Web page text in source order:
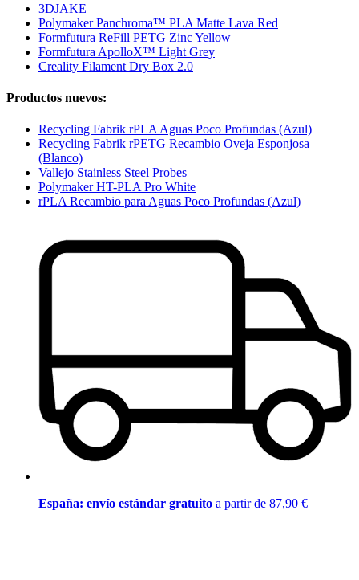
3DJAKE
Polymaker Panchroma™ PLA Matte Lava Red
Formfutura ReFill PETG Zinc Yellow
Formfutura ApolloX™ Light Grey
Creality Filament Dry Box 2.0
Productos nuevos:
Recycling Fabrik rPLA Aguas Poco Profundas (Azul)
Recycling Fabrik rPETG Recambio Oveja Esponjosa
(Blanco)
Vallejo Stainless Steel Probes
Polymaker HT-PLA Pro White
rPLA Recambio para Aguas Poco Profundas (Azul)
España: envío estándar gratuito a partir de 87,90 €